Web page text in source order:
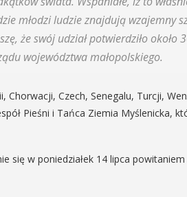
młodzi ludzie znajdują wzajemny
że swój udział potwierdziło
województwa małopolskiego.
Chorwacji, Czech, Senegalu, Turcji,
Pieśni i Tańca Ziemia Myślenicka,
się w poniedziałek 14 lipca